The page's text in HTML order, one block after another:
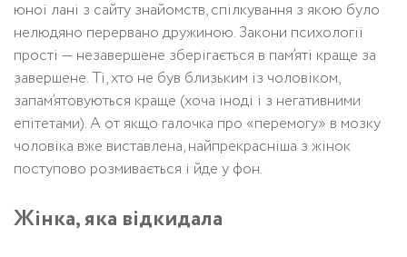
юної лані з сайту знайомств, спілкування з якою було
нелюдяно перервано дружиною. Закони психології
прості — незавершене зберігається в пам’яті краще за
завершене. Ті, хто не був близьким із чоловіком,
запам’ятовуються краще (хоча іноді і з негативними
епітетами). А от якщо галочка про «перемогу» в мозку
чоловіка вже виставлена, найпрекрасніша з жінок
поступово розмивається і йде у фон.
Жінка, яка відкидала